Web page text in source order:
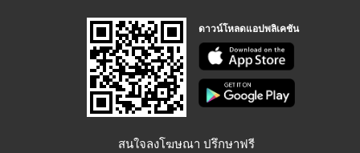
ดาวน์โหลดแอปพลิเคชัน
สนใจลงโฆษณา ปรึกษาฟรี